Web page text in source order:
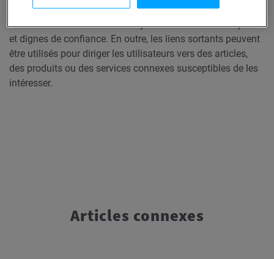
contexte supplémentaire. Ils contribuent à asseoir la
crédibilité et l’autorité en renvoyant à des sites web réputés
et dignes de confiance. En outre, les liens sortants peuvent
être utilisés pour diriger les utilisateurs vers des articles,
des produits ou des services connexes susceptibles de les
intéresser.
Articles connexes